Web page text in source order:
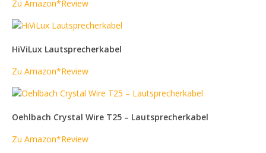
Zu Amazon*Review
HiViLux Lautsprecherkabel
Zu Amazon*Review
Oehlbach Crystal Wire T25 – Lautsprecherkabel
Zu Amazon*Review